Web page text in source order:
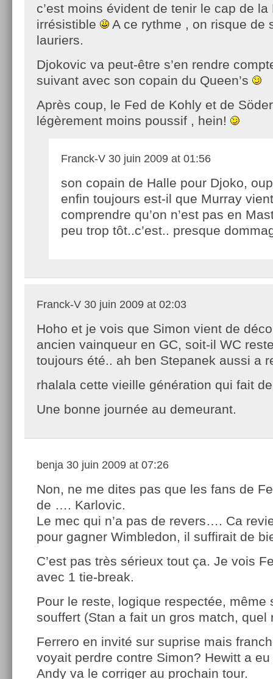
c’est moins évident de tenir le cap de
irrésistible
A ce rythme , on risque de
lauriers.
Djokovic va peut-être s’en rendre
suivant avec son copain du Queen’s
Après coup, le Fed de Kohly et de
légèrement moins poussif , hein!
Franck-V 30 juin 2009 at 01:56
son copain de Halle pour Djoko,
enfin toujours est-il que Murray
comprendre qu’on n’est pas en
peu trop tôt..c’est.. presque
Franck-V 30 juin 2009 at 02:03
Hoho et je vois que Simon vient de
ancien vainqueur en GC, soit-il WC
toujours été.. ah ben Stepanek aussi a
rhalala cette vieille génération qui fait
Une bonne journée au demeurant.
benja 30 juin 2009 at 07:26
Non, ne me dites pas que les fans de
de …. Karlovic.
Le mec qui n’a pas de revers…. Ca
pour gagner Wimbledon, il suffirait de
C’est pas très sérieux tout ça. Je vois
avec 1 tie-break.
Pour le reste, logique respectée, même
souffert (Stan a fait un gros match, quel
Ferrero en invité sur suprise mais
voyait perdre contre Simon? Hewitt a
Andy va le corriger au prochain tour.